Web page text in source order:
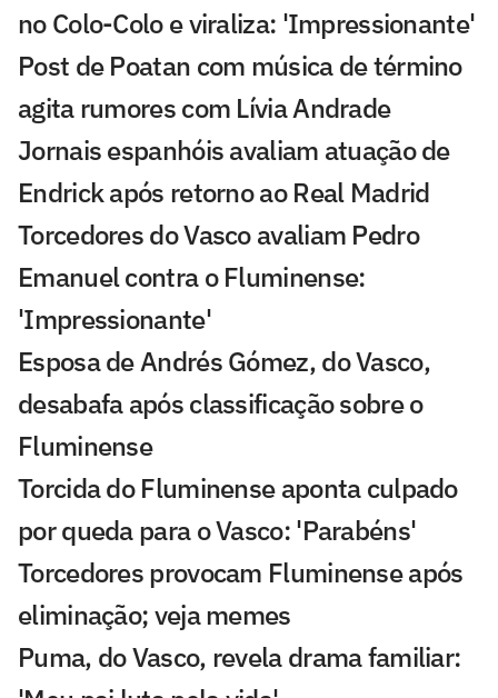
no Colo-Colo e viraliza: 'Impressionante'
Post de Poatan com música de término
agita rumores com Lívia Andrade
Jornais espanhóis avaliam atuação de
Endrick após retorno ao Real Madrid
Torcedores do Vasco avaliam Pedro
Emanuel contra o Fluminense:
'Impressionante'
Esposa de Andrés Gómez, do Vasco,
desabafa após classificação sobre o
Fluminense
Torcida do Fluminense aponta culpado
por queda para o Vasco: 'Parabéns'
Torcedores provocam Fluminense após
eliminação; veja memes
Puma, do Vasco, revela drama familiar: